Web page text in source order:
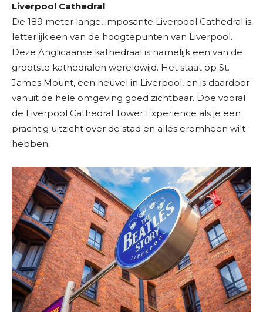
Liverpool Cathedral
De 189 meter lange, imposante Liverpool Cathedral is
letterlijk een van de hoogtepunten van Liverpool.
Deze Anglicaanse kathedraal is namelijk een van de
grootste kathedralen wereldwijd. Het staat op St.
James Mount, een heuvel in Liverpool, en is daardoor
vanuit de hele omgeving goed zichtbaar. Doe vooral
de Liverpool Cathedral Tower Experience als je een
prachtig uitzicht over de stad en alles eromheen wilt
hebben.